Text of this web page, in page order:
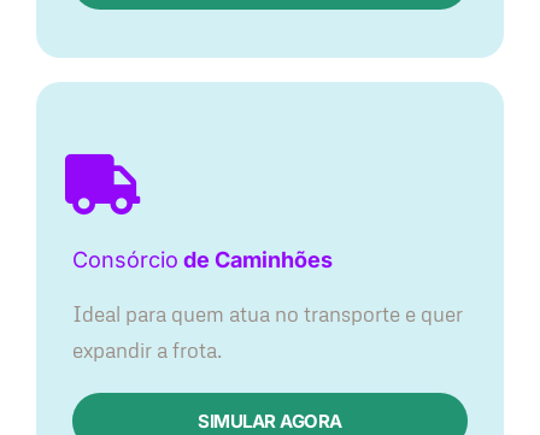
Consórcio de Caminhões
Ideal para quem atua no transporte e quer
expandir a frota.
SIMULAR AGORA